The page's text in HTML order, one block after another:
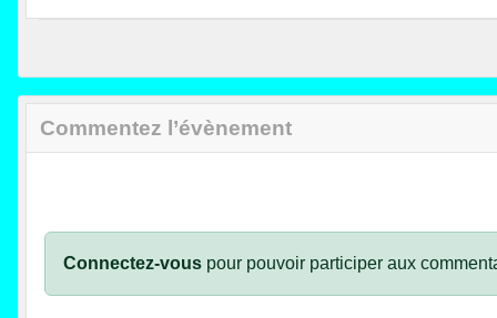
Commentez l’évènement
Connectez-vous pour pouvoir participer aux